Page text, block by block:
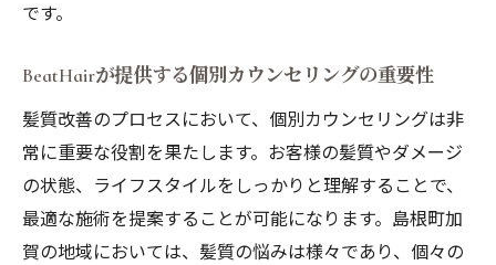
成功体験が示す髪質改善の真実
島根町加賀のお客様が語る満足度
髪質改善がもたらす日常の変化
顧客の声を活かしたサービス向上
です。
BeatHairが提供する個別カウンセリングの重要性
髪質改善のプロセスにおいて、個別カウンセリングは非
常に重要な役割を果たします。お客様の髪質やダメージ
の状態、ライフスタイルをしっかりと理解することで、
最適な施術を提案することが可能になります。島根町加
賀の地域においては、髪質の悩みは様々であり、個々の